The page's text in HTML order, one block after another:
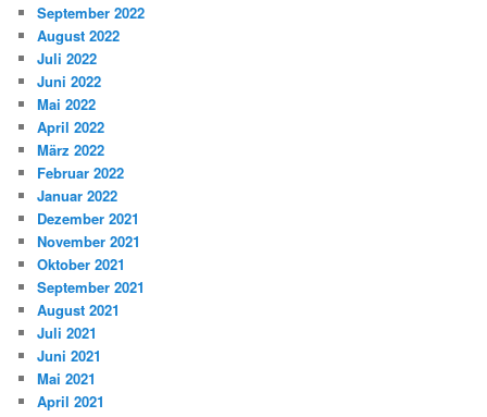
September 2022
August 2022
Juli 2022
Juni 2022
Mai 2022
April 2022
März 2022
Februar 2022
Januar 2022
Dezember 2021
November 2021
Oktober 2021
September 2021
August 2021
Juli 2021
Juni 2021
Mai 2021
April 2021